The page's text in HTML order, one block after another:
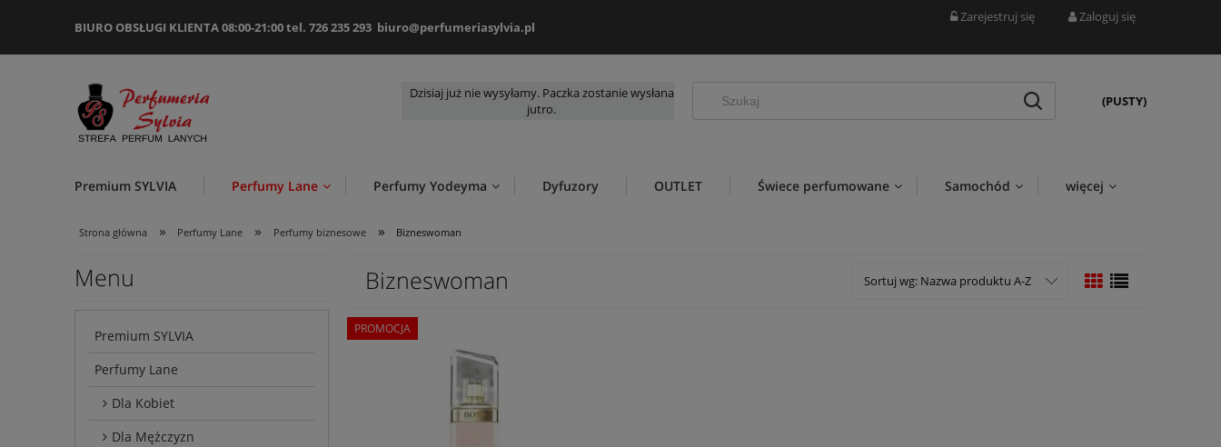
BIURO OBSŁUGI KLIENTA 08:00-21:00 tel. 726 235 293 biuro@perfumeriasylvia.pl
Zarejestruj się Zaloguj się
(PUSTY)
Dzisiaj już nie wysyłamy. Paczka zostanie wysłana
jutro.
Premium SYLVIA Perfumy Lane Perfumy Yodeyma Dyfuzory OUTLET Świece perfumowane Samochód więcej
Strona główna » Perfumy Lane » Perfumy biznesowe » Bizneswoman
Menu
Premium SYLVIA
Perfumy Lane
Dla Kobiet
Dla Mężczyzn
Bizneswoman Sortuj wg: Nazwa produktu A-Z
PROMOCJA